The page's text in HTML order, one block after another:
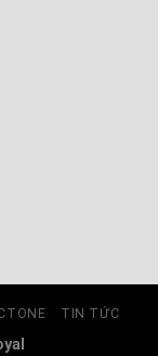
TIN TỨC